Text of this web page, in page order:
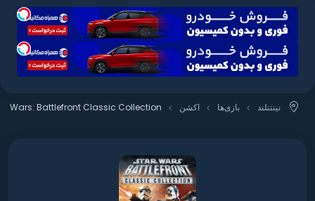
نینتنلند بازی‌ها اکشن Wars: Battlefront Classic Collection